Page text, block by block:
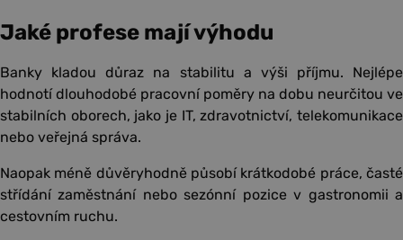
Jaké profese mají výhodu
Banky kladou důraz na stabilitu a výši příjmu. Nejlépe
hodnotí dlouhodobé pracovní poměry na dobu neurčitou ve
stabilních oborech, jako je IT, zdravotnictví, telekomunikace
nebo veřejná správa.
Naopak méně důvěryhodně působí krátkodobé práce, časté
střídání zaměstnání nebo sezónní pozice v gastronomii a
cestovním ruchu.